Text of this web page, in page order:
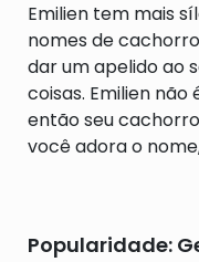
Emilien tem mais
nomes de
dar um apelido ao
coisas. Emilien não
então seu
você adora o
Popularidade: